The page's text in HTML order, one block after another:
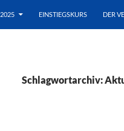
EINSTIEGSKURS DER
Schlagwortarchiv: